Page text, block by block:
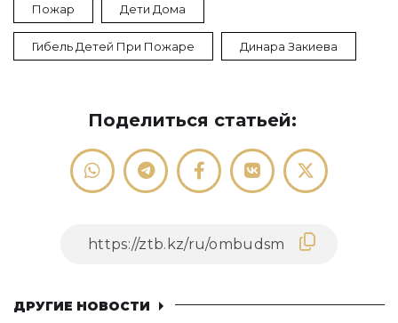
Пожар Дети Дома
Гибель Детей При Пожаре Динара Закиева
Поделиться статьей:
ДРУГИЕ НОВОСТИ